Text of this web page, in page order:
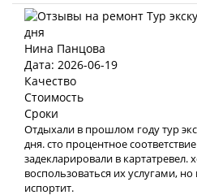
Нина Панцова
Дата: 2026-06-19
Качество
Стоимость
Сроки
Отдыхали в прошлом году тур
дня. сто процентное
задекларировали в картатревел.
воспользоваться их услугами,
испортит.